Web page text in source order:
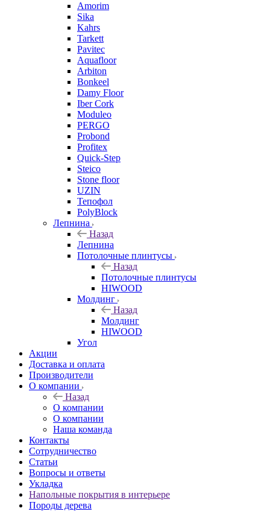
Amorim
Sika
Kahrs
Tarkett
Pavitec
Aquafloor
Arbiton
Bonkeel
Damy Floor
Iber Cork
Moduleo
PERGO
Probond
Profitex
Quick-Step
Steico
Stone floor
UZIN
Тепофол
PolyBlock
Лепнина
Назад
Лепнина
Потолочные плинтусы
Назад
Потолочные плинтусы
HIWOOD
Молдинг
Назад
Молдинг
HIWOOD
Угол
Акции
Доставка и оплата
Производители
О компании
Назад
О компании
О компании
Наша команда
Контакты
Сотрудничество
Статьи
Вопросы и ответы
Укладка
Напольные покрытия в интерьере
Породы дерева